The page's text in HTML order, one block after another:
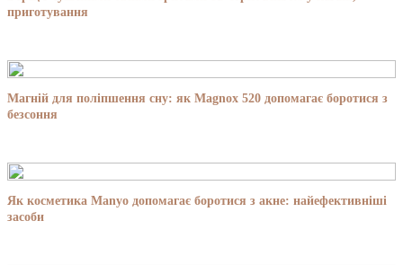
приготування
Магній для поліпшення сну: як Magnox 520 допомагає боротися з
безсоння
Як косметика Manyo допомагає боротися з акне: найефективніші
засоби